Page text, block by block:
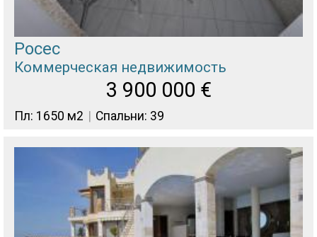
Росес
Коммерческая недвижимость
3 900 000 €
Пл: 1650 м2 Спальни: 39